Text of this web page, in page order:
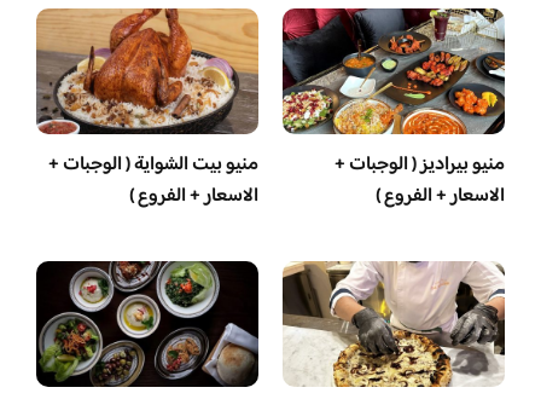
منيو بيراديز ( الوجبات +
الاسعار + الفروع )
منيو بيت الشواية ( الوجبات +
الاسعار + الفروع )